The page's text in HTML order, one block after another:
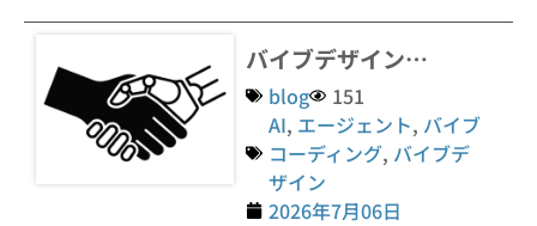
バイブデザイン…
blog
151
AI, エージェント, バイブ
コーディング, バイブデ
ザイン
2026年7月06日